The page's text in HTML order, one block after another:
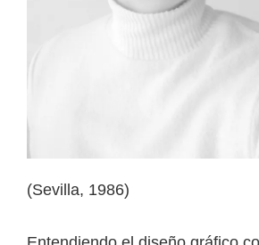
(Sevilla, 1986)